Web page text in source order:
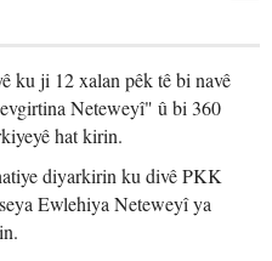
ku ji 12 xalan pêk tê bi navê
Neteweyî" û bi 360
hat kirin.
diyarkirin ku divê PKK
Ewlehiya Neteweyî ya